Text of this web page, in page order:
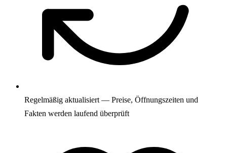
Regelmäßig aktualisiert — Preise, Öffnungszeiten und
Fakten werden laufend überprüft